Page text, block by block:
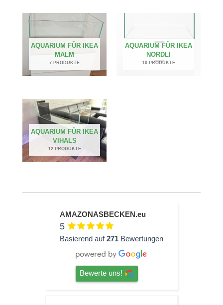
AQUARIUM FÜR IKEA
MALM
7 PRODUKTE
AQUARIUM FÜR IKEA
NORDLI
10 PRODUKTE
AQUARIUM FÜR IKEA
VIHALS
12 PRODUKTE
AMAZONASBECKEN.eu
5
Basierend auf271 Bewertungen
Bewerte uns!